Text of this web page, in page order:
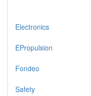
Electronics
EPropulsion
Fondeo
Safety